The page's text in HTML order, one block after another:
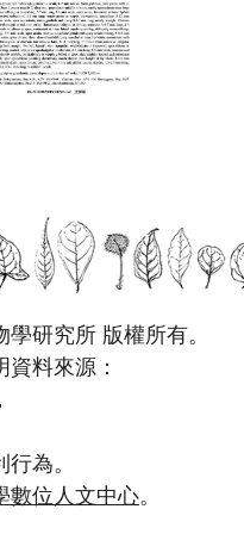
研究所 版權所有。
料來源：
為。
數位人文中心。